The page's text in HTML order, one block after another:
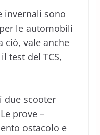
invernali sono
le automobili
ciò, vale anche
test del TCS,
due scooter
prove –
ostacolo e